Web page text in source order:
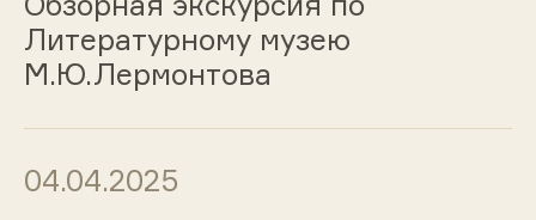
Литературному музею
М.Ю.Лермонтова
04.04.2025